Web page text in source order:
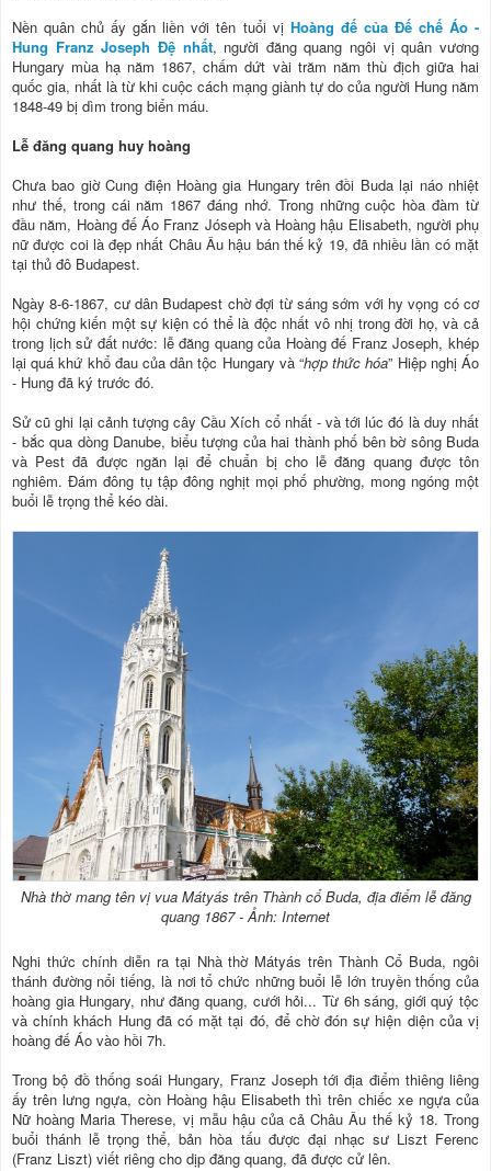
Nền quân chủ ấy gắn liền với tên tuổi vị Hoàng đế của Đế chế Áo -
Hung Franz Joseph Đệ nhất, người đăng quang ngôi vị quân vương
Hungary mùa hạ năm 1867, chấm dứt vài trăm năm thù địch giữa hai
quốc gia, nhất là từ khi cuộc cách mạng giành tự do của người Hung năm
1848-49 bị dìm trong biển máu.
Lễ đăng quang huy hoàng
Chưa bao giờ Cung điện Hoàng gia Hungary trên đồi Buda lại náo nhiệt
như thế, trong cái năm 1867 đáng nhớ. Trong những cuộc hòa đàm từ
đầu năm, Hoàng đế Áo Franz Jóseph và Hoàng hậu Elisabeth, người phụ
nữ được coi là đẹp nhất Châu Âu hậu bán thế kỷ 19, đã nhiều lần có mặt
tại thủ đô Budapest.
Ngày 8-6-1867, cư dân Budapest chờ đợi từ sáng sớm với hy vọng có cơ
hội chứng kiến một sự kiện có thể là độc nhất vô nhị trong đời họ, và cả
trong lịch sử đất nước: lễ đăng quang của Hoàng đế Franz Joseph, khép
lại quá khứ khổ đau của dân tộc Hungary và “hợp thức hóa” Hiệp nghị Áo
- Hung đã ký trước đó.
Sử cũ ghi lại cảnh tượng cây Cầu Xích cổ nhất - và tới lúc đó là duy nhất
- bắc qua dòng Danube, biểu tượng của hai thành phố bên bờ sông Buda
và Pest đã được ngăn lại để chuẩn bị cho lễ đăng quang được tôn
nghiêm. Đám đông tụ tập đông nghịt mọi phố phường, mong ngóng một
buổi lễ trọng thể kéo dài.
Nhà thờ mang tên vị vua Mátyás trên Thành cổ Buda, địa điểm lễ đăng
quang 1867 - Ảnh: Internet
Nghi thức chính diễn ra tại Nhà thờ Mátyás trên Thành Cổ Buda, ngôi
thánh đường nổi tiếng, là nơi tổ chức những buổi lễ lớn truyền thống của
hoàng gia Hungary, như đăng quang, cưới hỏi... Từ 6h sáng, giới quý tộc
và chính khách Hung đã có mặt tại đó, để chờ đón sự hiện diện của vị
hoàng đế Áo vào hồi 7h.
Trong bộ đồ thống soái Hungary, Franz Joseph tới địa điểm thiêng liêng
ấy trên lưng ngựa, còn Hoàng hậu Elisabeth thì trên chiếc xe ngựa của
Nữ hoàng Maria Therese, vị mẫu hậu của cả Châu Âu thế kỷ 18. Trong
buổi thánh lễ trọng thể, bản hòa tấu được đại nhạc sư Liszt Ferenc
(Franz Liszt) viết riêng cho dịp đăng quang, đã được cử lên.